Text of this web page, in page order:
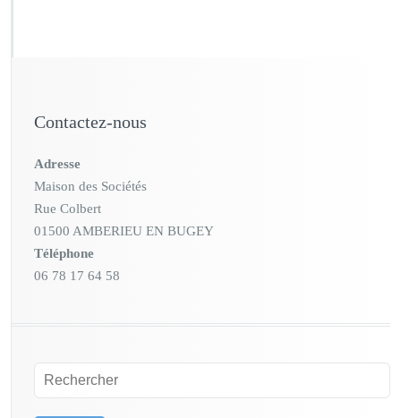
Contactez-nous
Adresse
Maison des Sociétés
Rue Colbert
01500 AMBERIEU EN BUGEY
Téléphone
06 78 17 64 58